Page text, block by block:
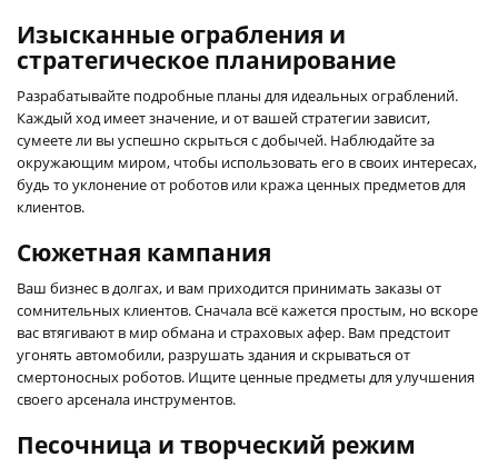
Изысканные ограбления и
стратегическое планирование
Разрабатывайте подробные планы для идеальных ограблений.
Каждый ход имеет значение, и от вашей стратегии зависит,
сумеете ли вы успешно скрыться с добычей. Наблюдайте за
окружающим миром, чтобы использовать его в своих интересах,
будь то уклонение от роботов или кража ценных предметов для
клиентов.
Сюжетная кампания
Ваш бизнес в долгах, и вам приходится принимать заказы от
сомнительных клиентов. Сначала всё кажется простым, но вскоре
вас втягивают в мир обмана и страховых афер. Вам предстоит
угонять автомобили, разрушать здания и скрываться от
смертоносных роботов. Ищите ценные предметы для улучшения
своего арсенала инструментов.
Песочница и творческий режим